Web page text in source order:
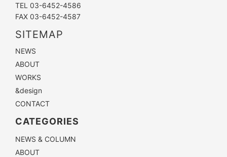
TEL 03-6452-4586
FAX 03-6452-4587
SITEMAP
NEWS
ABOUT
WORKS
&design
CONTACT
CATEGORIES
NEWS & COLUMN
ABOUT